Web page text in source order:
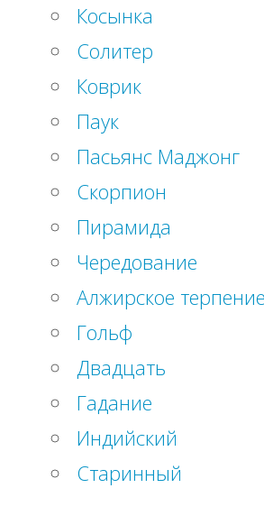
Косынка
Солитер
Коврик
Паук
Пасьянс Маджонг
Скорпион
Пирамида
Чередование
Алжирское терпение
Гольф
Двадцать
Гадание
Индийский
Старинный